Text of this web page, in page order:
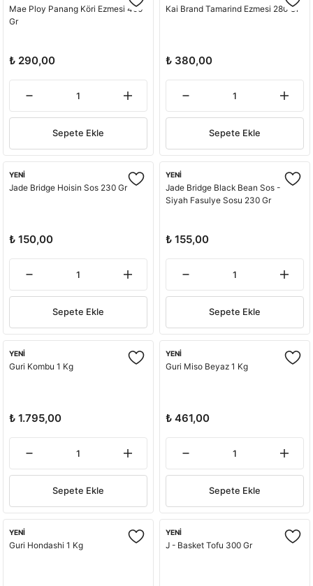
Mae Ploy Panang Köri Ezmesi 400
Gr
₺ 290,00
Sepete Ekle
Kai Brand Tamarind Ezmesi 280 Gr
₺ 380,00
Sepete Ekle
YENİ
Jade Bridge Hoisin Sos 230 Gr
₺ 150,00
Sepete Ekle
YENİ
Jade Bridge Black Bean Sos -
Siyah Fasulye Sosu 230 Gr
₺ 155,00
Sepete Ekle
YENİ
Guri Kombu 1 Kg
₺ 1.795,00
Sepete Ekle
YENİ
Guri Miso Beyaz 1 Kg
₺ 461,00
Sepete Ekle
YENİ
Guri Hondashi 1 Kg
YENİ
J - Basket Tofu 300 Gr